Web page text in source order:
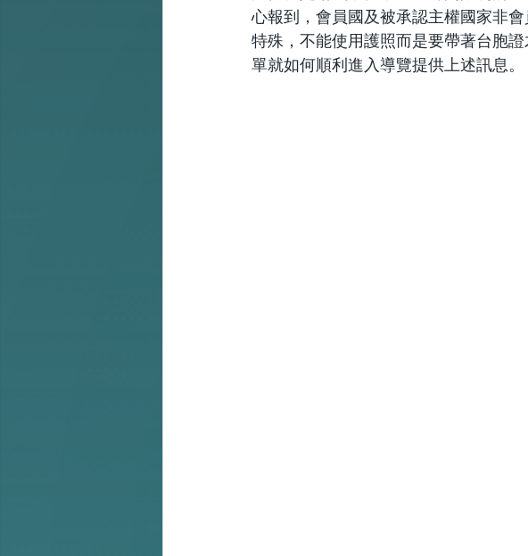
心報到，會員國及被承認主權國家非
特殊，不能使用護照而是要帶著台胞
單就如何順利進入導覽提供上述訊息。